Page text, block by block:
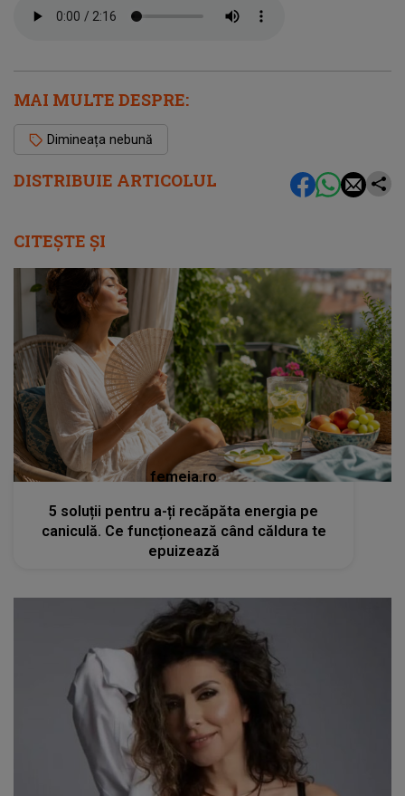
DISTRIBUIE ARTICOLUL
MAI MULTE DESPRE:
Dimineața nebună
CITEȘTE ȘI
femeia.ro
5 soluții pentru a-ți recăpăta energia pe
caniculă. Ce funcționează când căldura te
epuizează